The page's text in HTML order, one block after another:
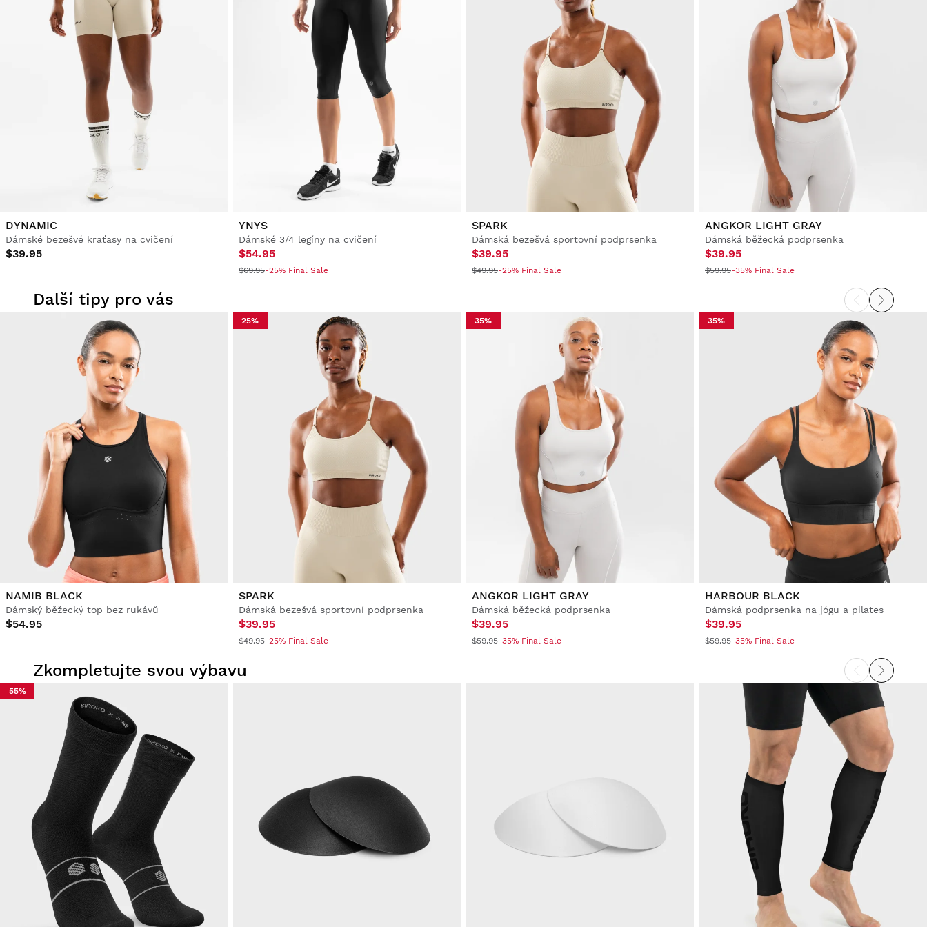
DYNAMIC
Dámské bezešvé kraťasy na cvičení
$39.95
YNYS
Dámské 3/4 legíny na cvičení
$54.95
$69.95-25% Final Sale
SPARK
Dámská bezešvá sportovní podprsenka
$39.95
$49.95-25% Final Sale
ANGKOR LIGHT GRAY
Dámská běžecká podprsenka
$39.95
$59.95-35% Final Sale
Další tipy pro vás
NAMIB BLACK
Dámský běžecký top bez rukávů
$54.95
25%
SPARK
Dámská bezešvá sportovní podprsenka
$39.95
$49.95-25% Final Sale
35%
ANGKOR LIGHT GRAY
Dámská běžecká podprsenka
$39.95
$59.95-35% Final Sale
35%
HARBOUR BLACK
Dámská podprsenka na jógu a pilates
$39.95
$59.95-35% Final Sale
Zkompletujte svou výbavu
55%